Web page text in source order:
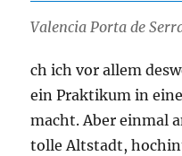
Valencia Porta de
ch ich vor allem
ein Praktikum in
macht. Aber einmal
tolle Altstadt,